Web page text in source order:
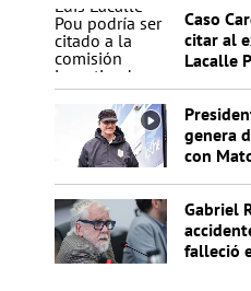
Caso
citar al
Lacalle
genera
con
Gabriel
falleció